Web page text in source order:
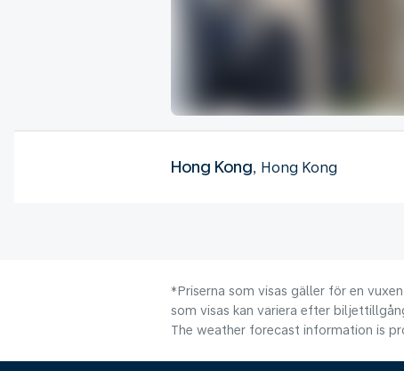
Hong Kong, Hong Kong
*Priserna som visas gäller för en
som visas kan variera efter
The weather forecast information is